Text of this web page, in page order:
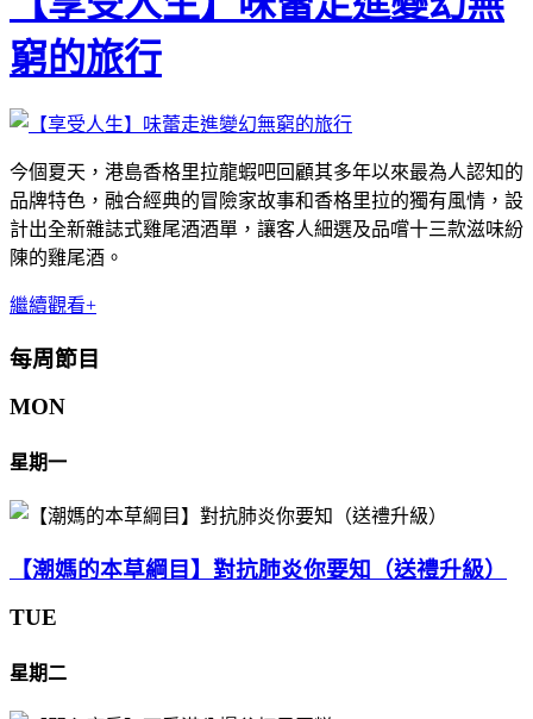
窮的旅行
今個夏天，港島香格里拉龍蝦吧回顧其多年以來最為人認知的
品牌特色，融合經典的冒險家故事和香格里拉的獨有風情，設
計出全新雜誌式雞尾酒酒單，讓客人細選及品嚐十三款滋味紛
陳的雞尾酒。
繼續觀看+
每周節目
MON
星期一
【潮媽的本草綱目】對抗肺炎你要知（送禮升級）
TUE
星期二